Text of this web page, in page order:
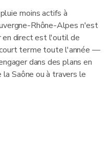
moins actifs à
Rhône-Alpes n'est
en direct est l'outil de
terme toute l'année —
dans des plans en
Saône ou à travers le